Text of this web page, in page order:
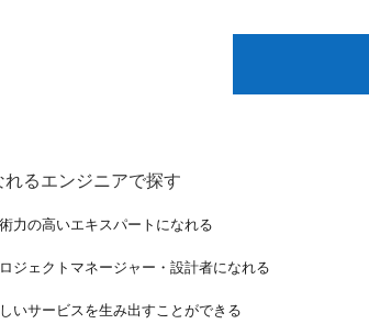
るエンジニアで探す
力の高いエキスパートになれる
ジェクトマネージャー・設計者になれる
いサービスを生み出すことができる